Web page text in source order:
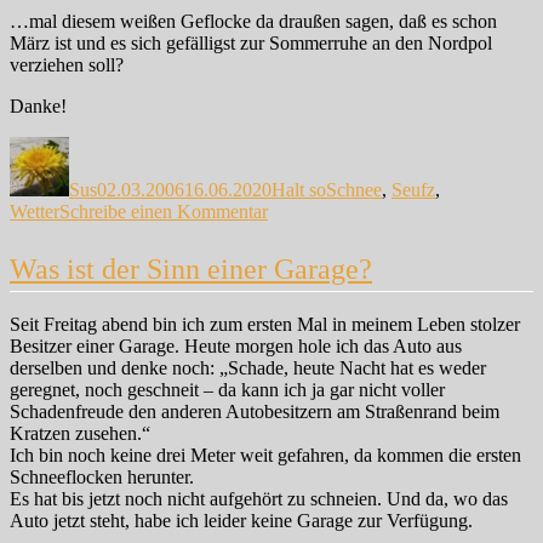
Frühling…
…mal diesem weißen Geflocke da draußen sagen, daß es schon
März ist und es sich gefälligst zur Sommerruhe an den Nordpol
verziehen soll?
Danke!
Autor
Sus02.03.200616.06.2020Halt soSchnee, Seufz,
WetterSchreibe einen Kommentarzu
jemand…
Was ist der Sinn einer Garage?
Seit Freitag abend bin ich zum ersten Mal in meinem Leben stolzer
Besitzer einer Garage. Heute morgen hole ich das Auto aus
derselben und denke noch: „Schade, heute Nacht hat es weder
geregnet, noch geschneit – da kann ich ja gar nicht voller
Schadenfreude den anderen Autobesitzern am Straßenrand beim
Kratzen zusehen.“
Ich bin noch keine drei Meter weit gefahren, da kommen die ersten
Schneeflocken herunter.
Es hat bis jetzt noch nicht aufgehört zu schneien. Und da, wo das
Auto jetzt steht, habe ich leider keine Garage zur Verfügung.